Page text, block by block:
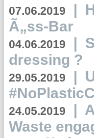
07.06.2019 |
Ã„ss-Bar
04.06.2019 |
dressing ?
29.05.2019 |
24.05.2019 |
Waste